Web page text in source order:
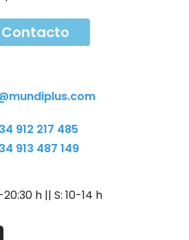
Contacto
912 217 485
913 487 149
h || S: 10-14 h